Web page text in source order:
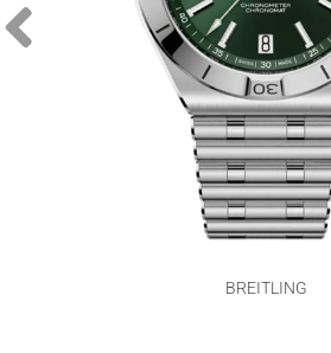
BREITLING